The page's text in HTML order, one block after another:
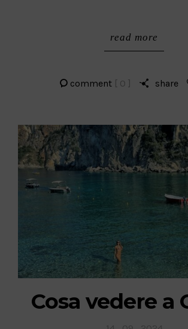
read more
comment [ 0 ] share
Cosa vedere a